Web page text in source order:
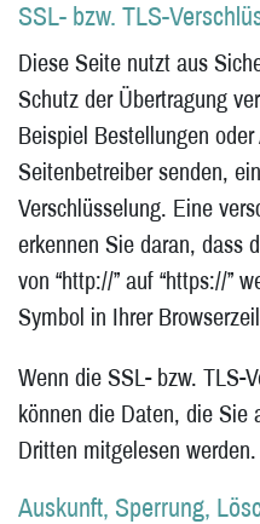
SSL- bzw. TLS-
Diese Seite nutzt aus
Schutz der Übertragung
Beispiel Bestellungen
Seitenbetreiber senden,
Verschlüsselung. Eine
erkennen Sie daran, dass
von “http://” auf “https://”
Symbol in Ihrer
Wenn die SSL- bzw. TLS-
können die Daten, die Sie
Dritten mitgelesen werden.
Auskunft, Sperrung,